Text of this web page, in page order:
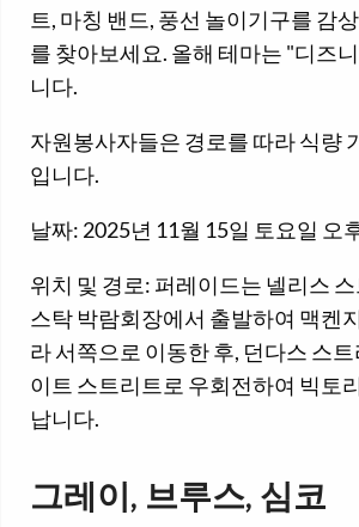
트, 마칭 밴드, 풍선 놀이기구를 감
를 찾아보세요. 올해 테마는 "디즈
니다.
자원봉사자들은 경로를 따라 식량
입니다.
날짜: 2025년 11월 15일 토요일 오
위치 및 경로: 퍼레이드는 넬리스
스탁 박람회장에서 출발하여 맥켄
라 서쪽으로 이동한 후, 던다스 스
이트 스트리트로 우회전하여 빅토
납니다.
그레이, 브루스, 심코